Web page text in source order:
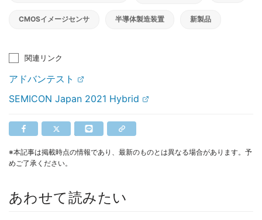
CMOSイメージセンサ 半導体製造装置 新製品
関連リンク
アドバンテスト
SEMICON Japan 2021 Hybrid
※本記事は掲載時点の情報であり、最新のものとは異なる場合があります。予
めご了承ください。
あわせて読みたい